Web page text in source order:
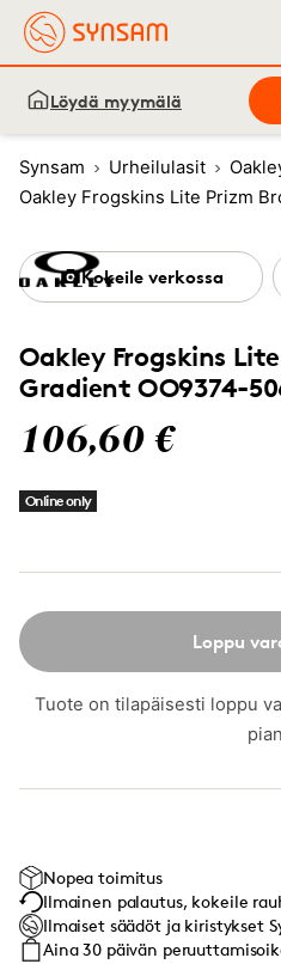
Löydä myymälä
Synsam Urheilulasit
Oakley Frogskins Lite Prizm
Oakley Frogskins
Gradient OO9374-
106,60 €
Online only
Loppu
Tuote on tilapäisesti loppu
Kokeile verkossa
Nopea toimitus
Ilmainen palautus, kokeile
Ilmaiset säädöt ja kiristykset
Aina 30 päivän